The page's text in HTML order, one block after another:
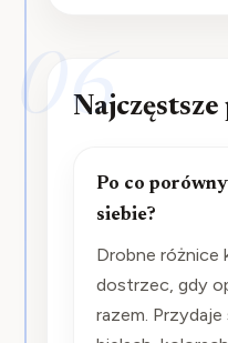
06
Po co
siebie?
Drobne różnice
dostrzec, gdy
razem.